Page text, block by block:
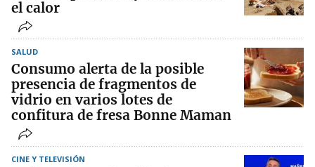
el calor
SALUD
Consumo alerta de la posible
presencia de fragmentos de
vidrio en varios lotes de
confitura de fresa Bonne Maman
CINE Y TELEVISIÓN